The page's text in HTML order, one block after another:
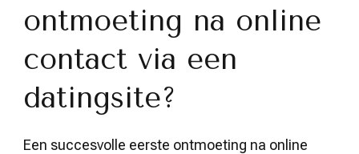
ontmoeting na online
contact via een
datingsite?
Een succesvolle eerste ontmoeting na online